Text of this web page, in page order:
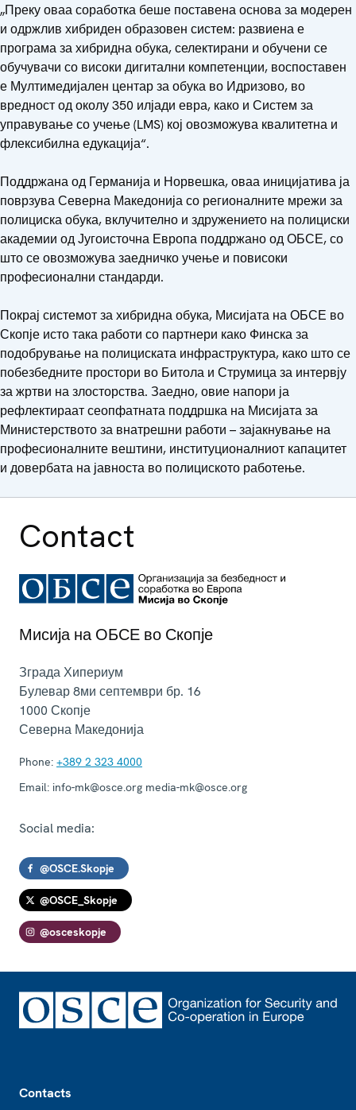
„Преку оваа соработка беше поставена основа за модерен
и одржлив хибриден образовен систем: развиена е
програма за хибридна обука, селектирани и обучени се
обучувачи со високи дигитални компетенции, воспоставен
е Мултимедијален центар за обука во Идризово, во
вредност од околу 350 илјади евра, како и Систем за
управување со учење (LMS) кој овозможува квалитетна и
флексибилна едукација“.
Поддржана од Германија и Норвешка, оваа иницијатива ја
поврзува Северна Македонија со регионалните мрежи за
полициска обука, вклучително и здружението на полициски
академии од Југоисточна Европа поддржано од ОБСЕ, со
што се овозможува заедничко учење и повисоки
професионални стандарди.
Покрај системот за хибридна обука, Мисијата на ОБСЕ во
Скопје исто така работи со партнери како Финска за
подобрување на полициската инфраструктура, како што се
побезбедните простори во Битола и Струмица за интервју
за жртви на злосторства. Заедно, овие напори ја
рефлектираат сеопфатната поддршка на Мисијата за
Министерството за внатрешни работи – зајакнување на
професионалните вештини, институционалниот капацитет
и довербата на јавноста во полициското работење.
Contact
Мисија на ОБСЕ во Скопје
Зграда Хипериум
Булевар 8ми септември бр. 16
1000 Скопје
Северна Македонија
Phone: +389 2 323 4000
Email: info-mk@osce.org media-mk@osce.org
Social media:
@OSCE.Skopje
@OSCE_Skopje
@osceskopje
Contacts